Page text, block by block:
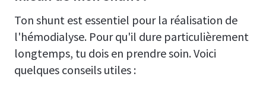
Ton shunt est essentiel pour la réalisation de
l'hémodialyse. Pour qu'il dure particulièrement
longtemps, tu dois en prendre soin. Voici
quelques conseils utiles :